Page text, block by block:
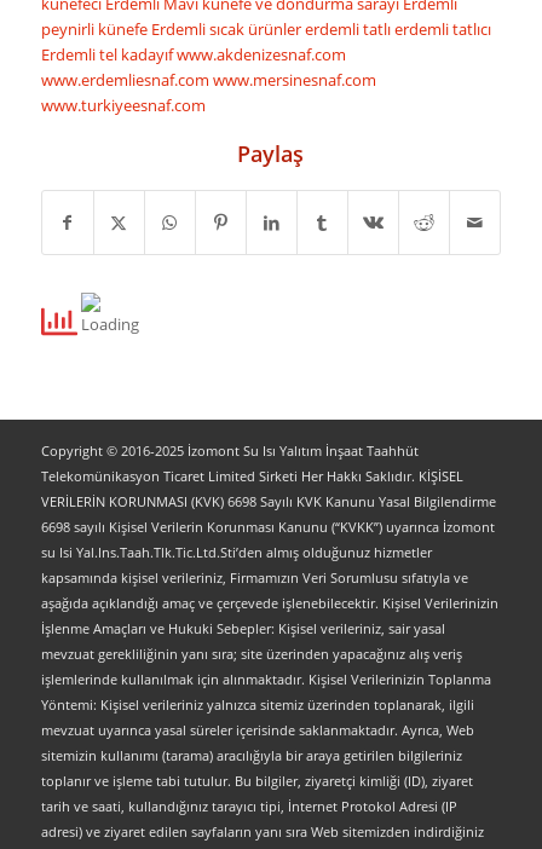
peynirli künefe Erdemli sıcak ürünlererdemli tatlıerdemli tatlıcı
Erdemli tel kadayıfwww.akdenizesnaf.com
www.erdemliesnaf.com www.mersinesnaf.com
www.turkiyeesnaf.com
Paylaş
Copyright © 2016-2025 İzomont Su Isı Yalıtım İnşaat Taahhüt
Telekomünikasyon Ticaret Limited Sirketi Her Hakkı Saklıdır. KİŞİSEL
VERİLERİN KORUNMASI (KVK) 6698 Sayılı KVK Kanunu Yasal Bilgilendirme
6698 sayılı Kişisel Verilerin Korunması Kanunu (“KVKK”) uyarınca İzomont
su Isi Yal.Ins.Taah.Tlk.Tic.Ltd.Sti’den almış olduğunuz hizmetler
kapsamında kişisel verileriniz, Firmamızın Veri Sorumlusu sıfatıyla ve
aşağıda açıklandığı amaç ve çerçevede işlenebilecektir. Kişisel Verilerinizin
İşlenme Amaçları ve Hukuki Sebepler: Kişisel verileriniz, sair yasal
mevzuat gerekliliğinin yanı sıra; site üzerinden yapacağınız alış veriş
işlemlerinde kullanılmak için alınmaktadır. Kişisel Verilerinizin Toplanma
Yöntemi: Kişisel verileriniz yalnızca sitemiz üzerinden toplanarak, ilgili
mevzuat uyarınca yasal süreler içerisinde saklanmaktadır. Ayrıca, Web
sitemizin kullanımı (tarama) aracılığıyla bir araya getirilen bilgileriniz
toplanır ve işleme tabi tutulur. Bu bilgiler, ziyaretçi kimliği (ID), ziyaret
tarih ve saati, kullandığınız tarayıcı tipi, İnternet Protokol Adresi (IP
adresi) ve ziyaret edilen sayfaların yanı sıra Web sitemizden indirdiğiniz